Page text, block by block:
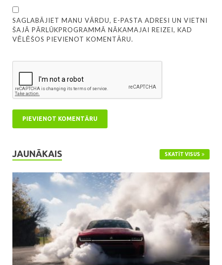
SAGLABĀJIET MANU VĀRDU, E-PASTA ADRESI UN VIETNI
ŠAJĀ PĀRLŪKPROGRAMMĀ NĀKAMAJAI REIZEI, KAD
VĒLĒŠOS PIEVIENOT KOMENTĀRU.
JAUNĀKAIS SKATĪT VISUS